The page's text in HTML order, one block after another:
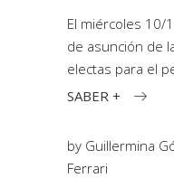
El miércoles 10/
de asunción de
electas para el
SABER +
by Guillermina
Ferrari